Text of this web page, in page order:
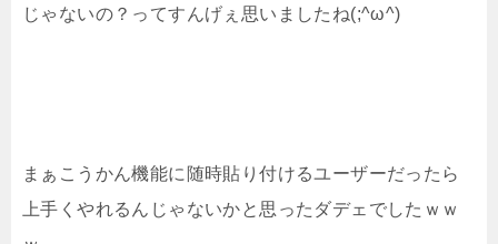
じゃないの？ってすんげぇ思いましたね(;^ω^)
まぁこうかん機能に随時貼り付けるユーザーだったら
上手くやれるんじゃないかと思ったダデェでしたｗｗ